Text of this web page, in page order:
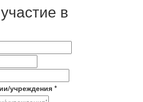
в
учреждения *